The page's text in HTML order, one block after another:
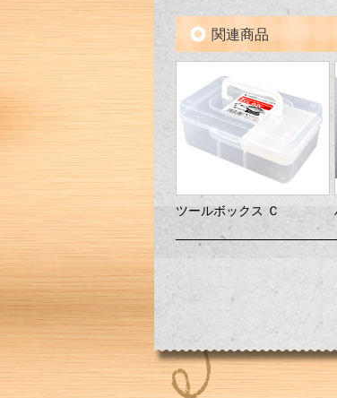
関連商品
ツールボックス Ｃ